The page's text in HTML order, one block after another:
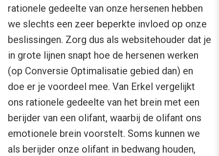
rationele gedeelte van onze hersenen hebben
we slechts een zeer beperkte invloed op onze
beslissingen. Zorg dus als websitehouder dat je
in grote lijnen snapt hoe de hersenen werken
(op Conversie Optimalisatie gebied dan) en
doe er je voordeel mee. Van Erkel vergelijkt
ons rationele gedeelte van het brein met een
berijder van een olifant, waarbij de olifant ons
emotionele brein voorstelt. Soms kunnen we
als berijder onze olifant in bedwang houden,